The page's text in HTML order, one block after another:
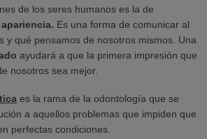
de los seres humanos es la de
Es una forma de comunicar al
y qué pensamos de nosotros mismos. Una
ayudará a que la primera impresión que
nosotros sea mejor.
es la rama de la odontología que se
a aquellos problemas que impiden que
perfectas condiciones.